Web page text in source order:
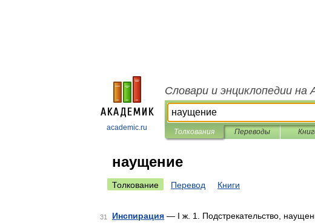
academic.ru
Словари и энциклопедии на
Толкования Переводы
наущение
Толкование Перевод Книги
31 Инспирация — I ж. 1. Подстрекательство,